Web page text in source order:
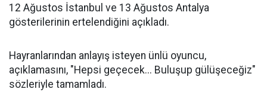
12 Ağustos İstanbul ve 13 Ağustos Antalya
gösterilerinin ertelendiğini açıkladı.
Hayranlarından anlayış isteyen ünlü oyuncu,
açıklamasını, "Hepsi geçecek... Buluşup gülüşeceğiz"
sözleriyle tamamladı.